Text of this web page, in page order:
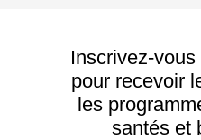
Inscrivez-
pour recevoir
les
santés et